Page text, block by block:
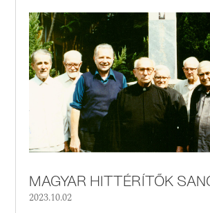
MAGYAR HITTÉRÍTŐK
2023.10.02